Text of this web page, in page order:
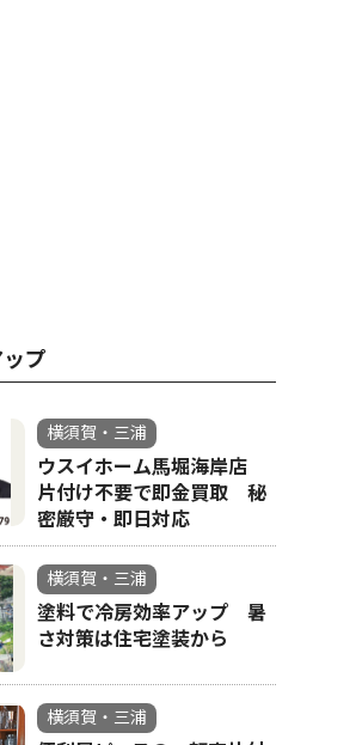
プ
横須賀・三浦
ウスイホーム馬堀海岸店
片付け不要で即金買取 秘
密厳守・即日対応
横須賀・三浦
塗料で冷房効率アップ 暑
さ対策は住宅塗装から
横須賀・三浦